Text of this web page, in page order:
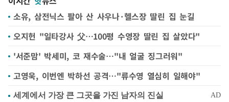
소유, 삼전닉스 팔아 산 사우나·헬스장 딸린 집 눈길
오지헌 "일타강사 父…100평 수영장 딸린 집 살았다"
'서준맘' 박세미, 코 재수술…"내 얼굴 징그러워"
고영욱, 이번엔 박하선 공격…"류수영 열심히 일해야"